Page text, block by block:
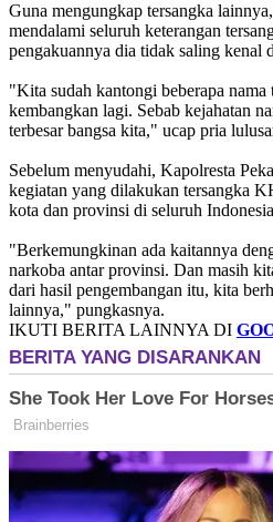
Guna mengungkap tersangka
mendalami seluruh keterangan
pengakuannya dia tidak saling kenal
"Kita sudah kantongi beberapa nama
kembangkan lagi. Sebab kejahatan
terbesar bangsa kita," ucap pria
Sebelum menyudahi, Kapolresta
kegiatan yang dilakukan tersangka
kota dan provinsi di seluruh
"Berkemungkinan ada kaitannya
narkoba antar provinsi. Dan masih
dari hasil pengembangan itu, kita
lainnya," pungkasnya.
IKUTI BERITA LAINNYA DI